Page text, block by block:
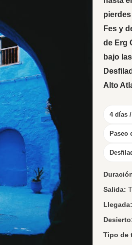
Fes y
de Erg
bajo
Alto
4 días
Paseo
Salida:
Llegada:
Tipo de